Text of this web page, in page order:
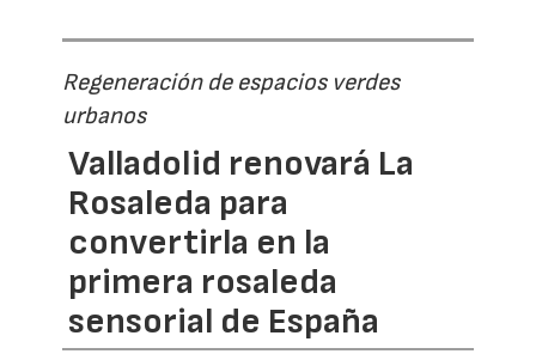
Regeneración de espacios verdes
urbanos
Valladolid renovará La
Rosaleda para
convertirla en la
primera rosaleda
sensorial de España